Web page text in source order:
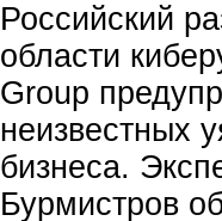
Российский
области
Group
неизвестных
бизнеса.
Бурмистров